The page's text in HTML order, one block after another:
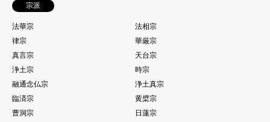
宗派
法華宗
法相宗
律宗
華厳宗
真言宗
天台宗
浄土宗
時宗
融通念仏宗
浄土真宗
臨済宗
黄檗宗
曹洞宗
日蓮宗